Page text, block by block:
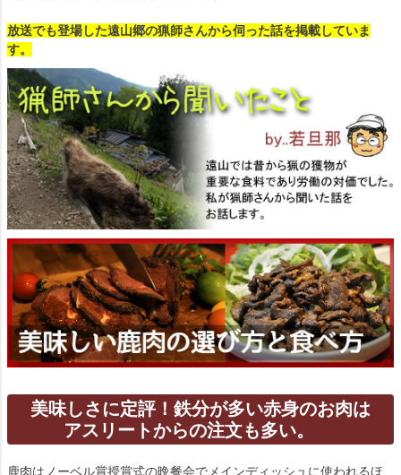
放送でも登場した遠山郷の猟師さんから伺った話を掲載していま
す。
美味しさに定評！鉄分が多い赤身のお肉は
アスリートからの注文も多い。
鹿肉はノーベル賞授賞式の晩餐会でメインディッシュに使われるほ